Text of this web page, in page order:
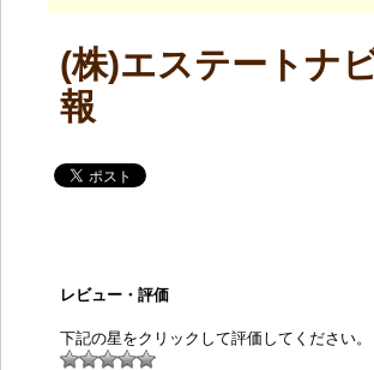
(株)エステートナ
報
レビュー・評価
下記の星をクリックして評価してください。